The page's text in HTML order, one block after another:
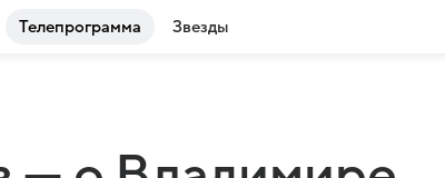
Телепрограмма Звезды